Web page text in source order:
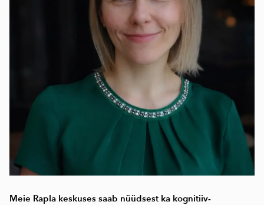
Meie Rapla keskuses saab nüüdsest ka kognitiiv-